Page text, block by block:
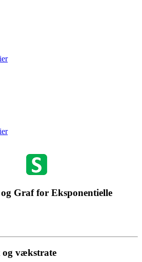
Graf for Eksponentielle
og vækstrate